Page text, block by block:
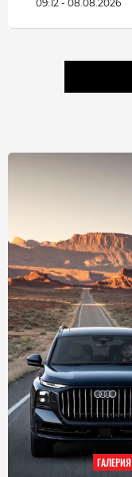
09:12 - 08.08.2026
ГАЛЕРИЯ